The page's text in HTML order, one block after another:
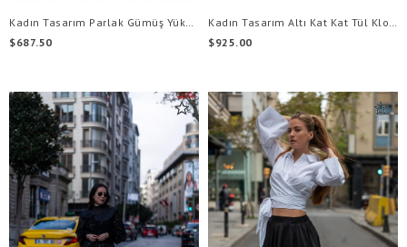
Kadın Tasarım Parlak Gümüş Yüksek Bel l Pileli Etek
$687.50
Kadın Tasarım Altı Kat Kat Tül Kloş Tül Etek
$925.00